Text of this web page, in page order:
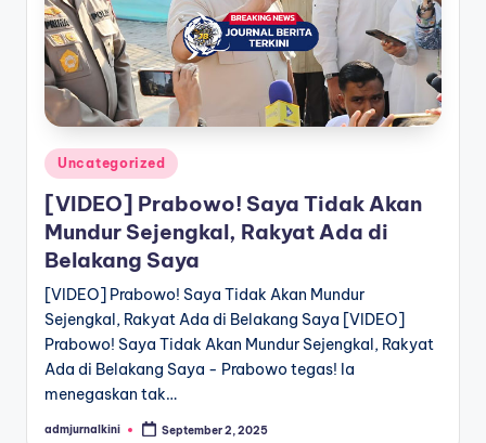
a
T
e
k
n
Posted
in
Uncategorized
[VIDEO] Prabowo! Saya Tidak Akan
Mundur Sejengkal, Rakyat Ada di
Belakang Saya
[VIDEO] Prabowo! Saya Tidak Akan Mundur
Sejengkal, Rakyat Ada di Belakang Saya [VIDEO]
Prabowo! Saya Tidak Akan Mundur Sejengkal, Rakyat
Ada di Belakang Saya - Prabowo tegas! Ia
menegaskan tak…
Posted
admjurnalkini September 2, 2025